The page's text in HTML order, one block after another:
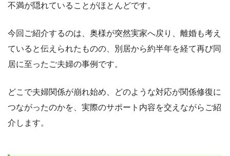
不満が隠れていることがほとんどです。
今回ご紹介するのは、奥様が突然実家へ戻り、離婚も考え
ていると伝えられたものの、別居から約半年を経て再び同
居に至ったご夫婦の事例です。
どこで夫婦関係が崩れ始め、どのような対応が関係修復に
つながったのかを、実際のサポート内容を交えながらご紹
介します。